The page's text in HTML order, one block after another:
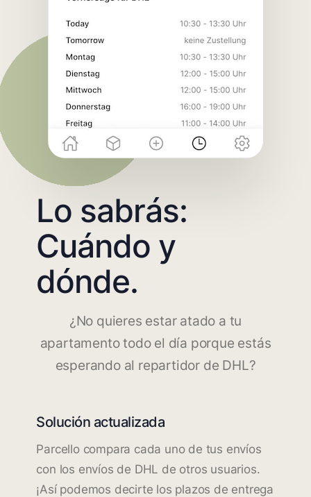
Lo sabrás:
Cuándo y
dónde.
¿No quieres estar atado a tu
apartamento todo el día porque estás
esperando al repartidor de DHL?
Solución actualizada
Parcello compara cada uno de tus envíos
con los envíos de DHL de otros usuarios.
¡Así podemos decirte los plazos de entrega